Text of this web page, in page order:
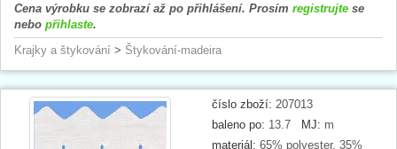
Cena výrobku se zobrazí až po přihlášení. Prosím registrujte se
nebo přihlaste.
Krajky a štykování > Štykování-madeira
číslo zboží: 207013
baleno po: 13.7 MJ: m
materiál: 65% polyester, 35%